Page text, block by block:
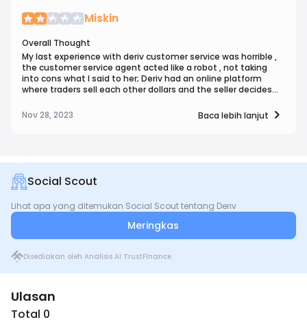
Miskin
Overall Thought
My last experience with deriv customer service was horrible ,
the customer service agent acted like a robot , not taking
into cons what I said to her; Deriv had an online platform
where traders sell each other dollars and the seller decides
deriv has no idea how to deal with payment methods that
are not bank transfer, since the only method they ask for as
Nov 28, 2023 Baca lebih lanjut
Social Scout
Lihat apa yang ditemukan Social Scout tentang Deriv
Meringkas
Disediakan oleh Analisis AI TrustFinance
Ulasan
Total 0